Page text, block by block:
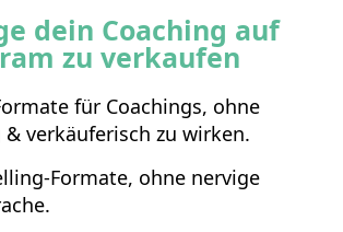
dein Coaching auf
zu verkaufen
für Coachings, ohne
verkäuferisch zu wirken.
Formate, ohne nervige